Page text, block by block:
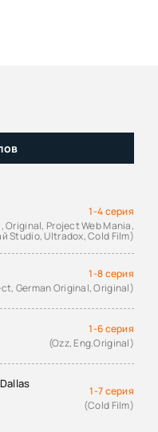
1-4 серия
Project Web Mania,
Studio, Ultradox, Cold Film)
1-8 серия
German Original, Original)
1-6 серия
(Ozz, Eng.Original)
1-7 серия
(Cold Film)